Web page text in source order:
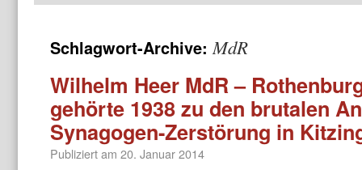
Schlagwort-Archive:MdR
Wilhelm Heer MdR –
gehörte 1938 zu den brutalen
Synagogen-Zerstörung in
Publiziert am 20. Januar 2014